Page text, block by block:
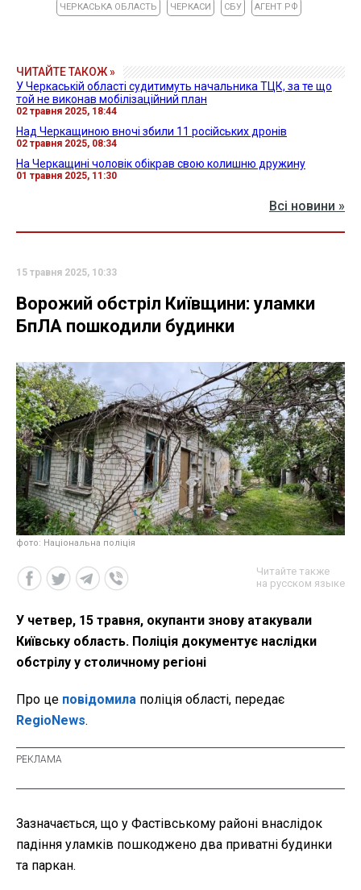
ЧЕРКАСЬКА ОБЛАСТЬ ЧЕРКАСИ СБУ АГЕНТ РФ
ЧИТАЙТЕ ТАКОЖ »
У Черкаській області судитимуть начальника ТЦК, за те що
той не виконав мобілізаційний план
02 травня 2025, 18:44
Над Черкащиною вночі збили 11 російських дронів
02 травня 2025, 08:34
На Черкащині чоловік обікрав свою колишню дружину
01 травня 2025, 11:30
Всі новини »
15 травня 2025, 10:33
Ворожий обстріл Київщини: уламки
БпЛА пошкодили будинки
фото: Національна поліція
Читайте также
на русском языке
У четвер, 15 травня, окупанти знову атакували
Київську область. Поліція документує наслідки
обстрілу у столичному регіоні
Про це повідомила поліція області, передає
RegioNews.
Зазначається, що у Фастівському районі внаслідок
падіння уламків пошкоджено два приватні будинки
та паркан.